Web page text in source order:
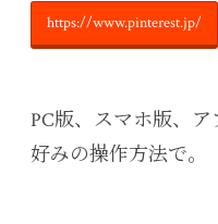
https://www.pinterest.jp/
PC版、スマホ版、
好みの操作方法で。